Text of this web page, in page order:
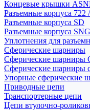
Концевые крышки
Разъемные корпуса 722
Разъемные корпуса SD
Разъемные корпуса
Уплотнения для
Сферические шарниры
Сферические шарниры
Сферические шарниры
Упорные сферические
Приводные цепи
Транспортерные цепи
Цепи втулочно-